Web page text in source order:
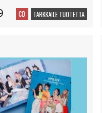
CD TARKKAILE TUOTETTA